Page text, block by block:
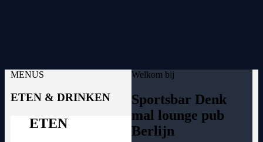
Welkom bij
Sportsbar Denk
mal lounge pub
Berlijn
MENUS
ETEN & DRINKEN
ETEN